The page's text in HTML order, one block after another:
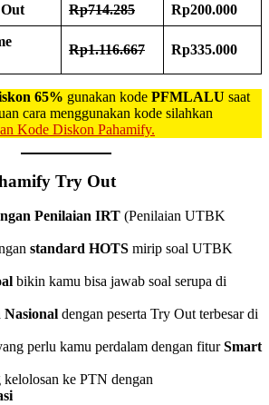
Rp714.285 Rp200.000
Rp1.116.667 Rp335.000
65% gunakan kode PFMLALU saat
cara menggunakan kode silahkan
Kode Diskon Pahamify.
Try Out
Penilaian IRT (Penilaian UTBK
standard HOTS mirip soal UTBK
bikin kamu bisa jawab soal serupa di
Nasional dengan peserta Try Out terbesar di
perlu kamu perdalam dengan fiturSmart
kelolosan ke PTN dengan